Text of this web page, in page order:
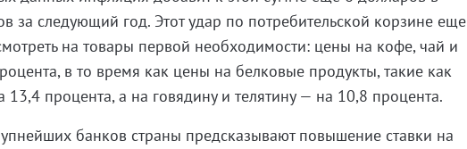
за следующий год. Этот удар по потребительской корзине еще
на товары первой необходимости: цены на кофе, чай и
в то время как цены на белковые продукты, такие как
процента, а на говядину и телятину — на 10,8 процента.
банков страны предсказывают повышение ставки на